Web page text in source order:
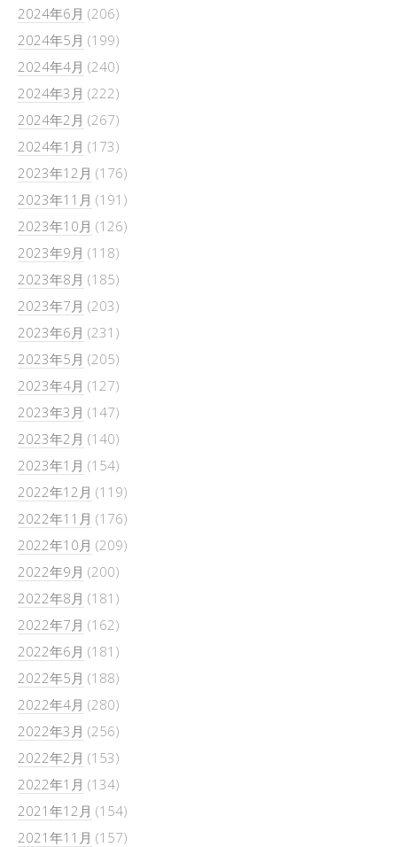
2024年6月 (206)
2024年5月 (199)
2024年4月 (240)
2024年3月 (222)
2024年2月 (267)
2024年1月 (173)
2023年12月 (176)
2023年11月 (191)
2023年10月 (126)
2023年9月 (118)
2023年8月 (185)
2023年7月 (203)
2023年6月 (231)
2023年5月 (205)
2023年4月 (127)
2023年3月 (147)
2023年2月 (140)
2023年1月 (154)
2022年12月 (119)
2022年11月 (176)
2022年10月 (209)
2022年9月 (200)
2022年8月 (181)
2022年7月 (162)
2022年6月 (181)
2022年5月 (188)
2022年4月 (280)
2022年3月 (256)
2022年2月 (153)
2022年1月 (134)
2021年12月 (154)
2021年11月 (157)